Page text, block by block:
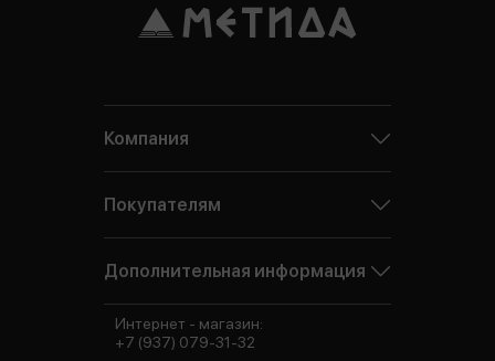
Компания
Покупателям
Дополнительная информация
Интернет - магазин:
+7 (937) 079-31-32